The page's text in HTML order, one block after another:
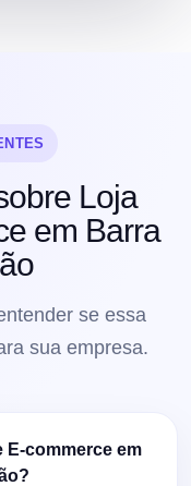
Loja
em Barra
se essa
sua empresa.
E-commerce em